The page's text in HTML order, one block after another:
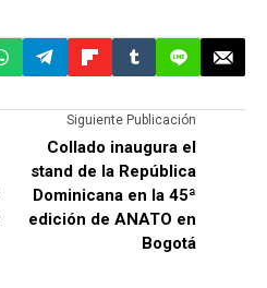
Siguiente Publicación
Collado inaugura el
stand de la República
Dominicana en la 45ª
edición de ANATO en
Bogotá